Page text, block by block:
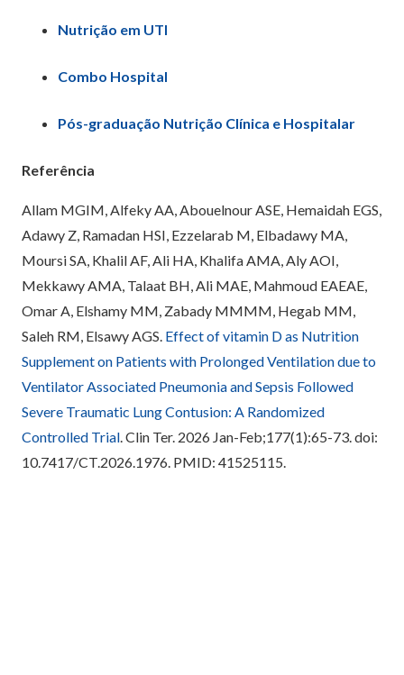
Nutrição em UTI
Combo Hospital
Pós-graduação Nutrição Clínica e Hospitalar
Referência
Allam MGIM, Alfeky AA, Abouelnour ASE, Hemaidah EGS,
Adawy Z, Ramadan HSI, Ezzelarab M, Elbadawy MA,
Moursi SA, Khalil AF, Ali HA, Khalifa AMA, Aly AOI,
Mekkawy AMA, Talaat BH, Ali MAE, Mahmoud EAEAE,
Omar A, Elshamy MM, Zabady MMMM, Hegab MM,
Saleh RM, Elsawy AGS. Effect of vitamin D as Nutrition
Supplement on Patients with Prolonged Ventilation due to
Ventilator Associated Pneumonia and Sepsis Followed
Severe Traumatic Lung Contusion: A Randomized
Controlled Trial. Clin Ter. 2026 Jan-Feb;177(1):65-73. doi:
10.7417/CT.2026.1976. PMID: 41525115.